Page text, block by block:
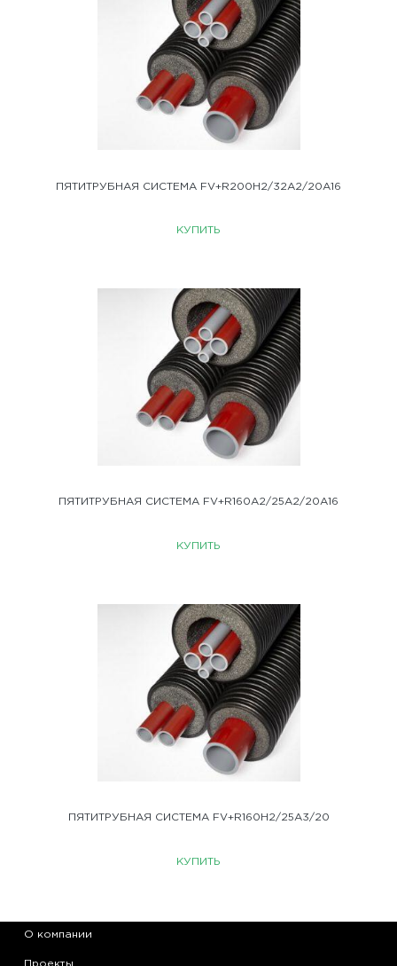
ПЯТИТРУБНАЯ СИСТЕМА FV+R200H2/32A2/20A16
КУПИТЬ
ПЯТИТРУБНАЯ СИСТЕМА FV+R160A2/25A2/20A16
КУПИТЬ
ПЯТИТРУБНАЯ СИСТЕМА FV+R160H2/25А3/20
КУПИТЬ
О компании
Проекты